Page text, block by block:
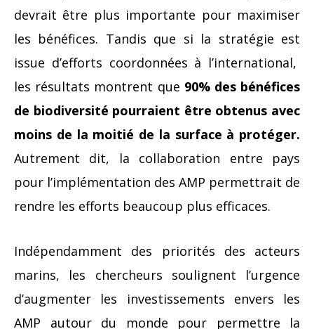
devrait être plus importante pour maximiser
les bénéfices. Tandis que si la stratégie est
issue d’efforts coordonnées à l’international,
les résultats montrent que 90% des bénéfices
de biodiversité pourraient être obtenus avec
moins de la moitié de la surface à protéger.
Autrement dit, la collaboration entre pays
pour l’implémentation des AMP permettrait de
rendre les efforts beaucoup plus efficaces.
Indépendamment des priorités des acteurs
marins, les chercheurs soulignent l’urgence
d’augmenter les investissements envers les
AMP autour du monde pour permettre la